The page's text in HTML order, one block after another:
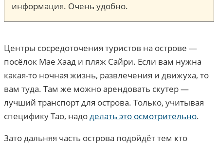
информация. Очень удобно.
Центры сосредоточения туристов на острове —
посёлок Мае Хаад и пляж Сайри. Если вам нужна
какая-то ночная жизнь, развлечения и движуха, то
вам туда. Там же можно арендовать скутер —
лучший транспорт для острова. Только, учитывая
специфику Тао, надоделать это осмотрительно.
Зато дальняя часть острова подойдёт тем кто